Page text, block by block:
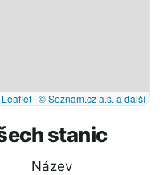
Leaflet | © Seznam.cz a.s. a další
stanic
Název